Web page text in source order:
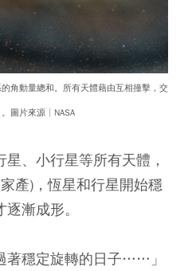
角動量總和。所有天體藉由互相撞擊，交
圖片來源│NASA
、小行星等所有天體，
產)，恆星和行星開始穩
漸成形。
著穩定旋轉的日子……」